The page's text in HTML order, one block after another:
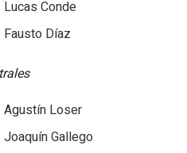
Lucas Conde
Fausto Díaz
Agustín Loser
Joaquín Gallego